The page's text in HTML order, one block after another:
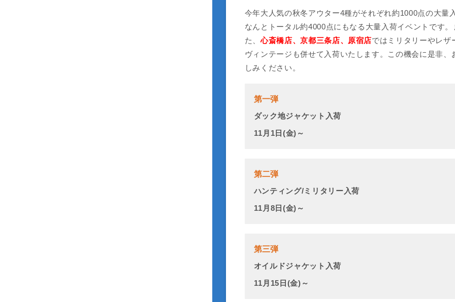
今年大人気の秋冬アウター4種がそれぞれ約1000点の大量
なんとトータル約4000点にもなる大量入荷イベントです。
た、心斎橋店、京都三条店、原宿店ではミリタリーやレザ
ヴィンテージも併せて入荷いたします。この機会に是非、
しみください。
第一弾
ダック地ジャケット入荷
11月1日(金)～
第二弾
ハンティング/ミリタリー入荷
11月8日(金)～
第三弾
オイルドジャケット入荷
11月15日(金)～